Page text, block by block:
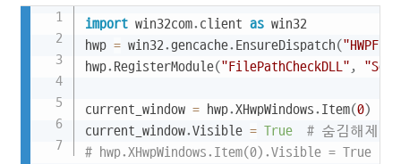
import win32com. client as win32
hwp = win32.gencache. EnsureDispatch(
hwp. RegisterModule("FilePathCheckDLL" ,
current_window = hwp.XHwpWindows. Item(0)
current_window.Visible = True
# 숨김해제하
# hwp.XHwpWindows.Item(0).Visible = True 로